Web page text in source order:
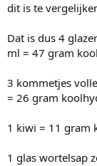
dit is te
Dat is dus 4
ml = 47 gram
3 kommetjes
= 26 gram
1 kiwi = 11 gram
1 glas wortelsap